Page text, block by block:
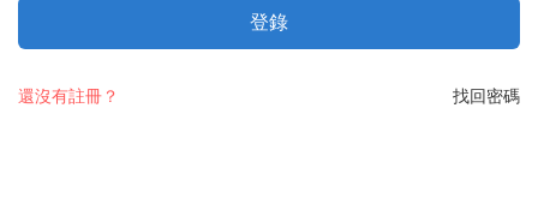
登錄
找回密碼
還沒有註冊？